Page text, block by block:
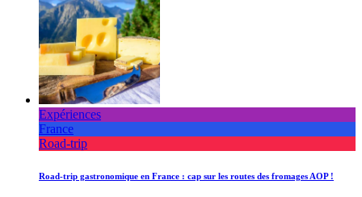
Expériences
France
Road-trip
Road-trip gastronomique en France : cap sur les routes des fromages AOP !